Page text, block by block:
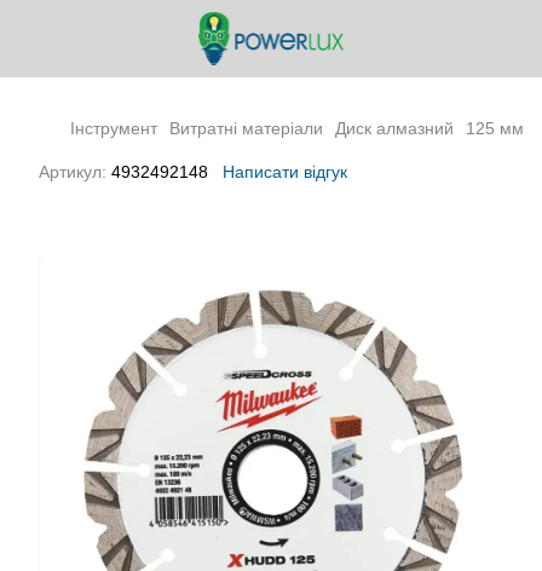
Інструмент Витратні матеріали Диск алмазний 125 мм
Артикул: 4932492148 Написати відгук